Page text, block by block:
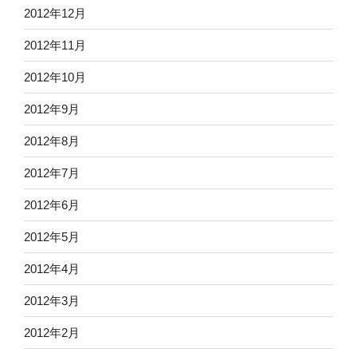
2012年12月
2012年11月
2012年10月
2012年9月
2012年8月
2012年7月
2012年6月
2012年5月
2012年4月
2012年3月
2012年2月